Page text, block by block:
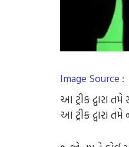
Image Source :
આ ટ્રીક દ્વારા
આ ટ્રીક દ્વારા